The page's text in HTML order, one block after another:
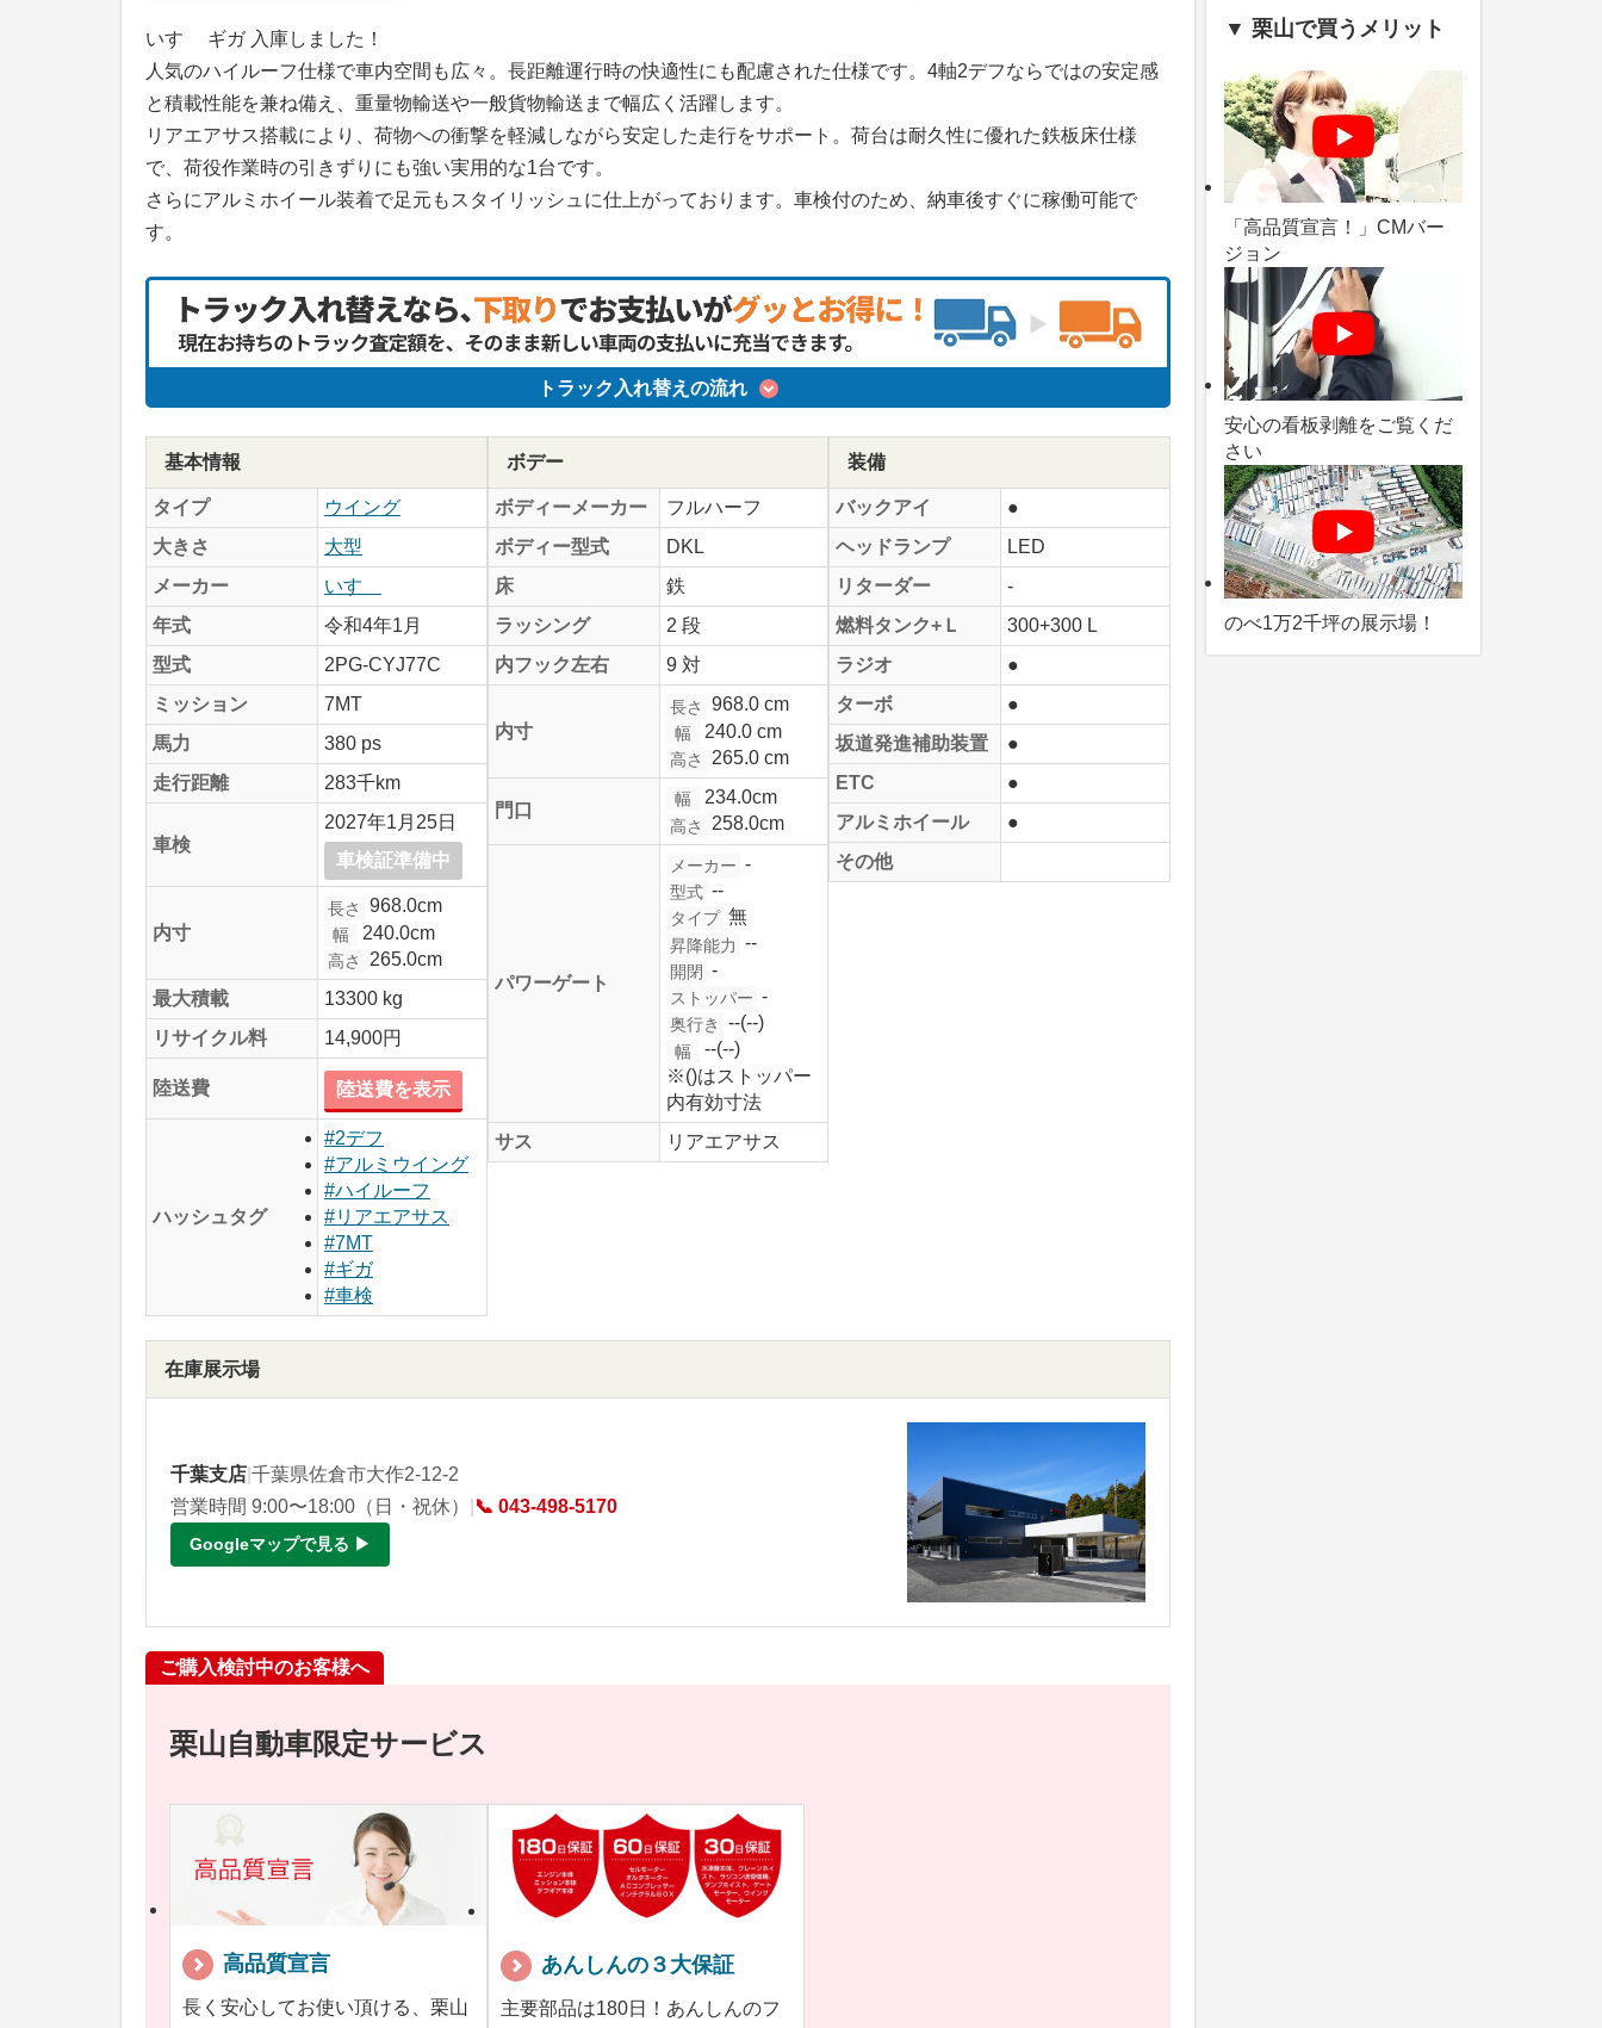
いすゞ ギガ 入庫しました！
人気のハイルーフ仕様で車内空間も広々。長距離運行時の快適性にも配慮された仕様です。4軸2デフならではの安定感
と積載性能を兼ね備え、重量物輸送や一般貨物輸送まで幅広く活躍します。
リアエアサス搭載により、荷物への衝撃を軽減しながら安定した走行をサポート。荷台は耐久性に優れた鉄板床仕様
で、荷役作業時の引きずりにも強い実用的な1台です。
さらにアルミホイール装着で足元もスタイリッシュに仕上がっております。車検付のため、納車後すぐに稼働可能で
す。
トラック入れ替えの流れ
基本情報
タイプ
ウイング
大きさ
大型
メーカー
いすゞ
年式
令和4年1月
型式
2PG-CYJ77C
ミッション
7MT
馬力
380 ps
走行距離
283千km
車検
2027年1月25日
車検証準備中
内寸
長さ 968.0cm
幅 240.0cm
高さ
265.0cm
最大積載
13300 kg
リサイクル料
14,900円
陸送費 陸送費を表示
ハッシュタグ
#2デフ
#アルミウイング
#ハイルーフ
#リアエアサス
#7MT
#ギガ
#車検
ボデー
ボディーメーカー
フルハーフ
ボディー型式
DKL
床
鉄
ラッシング
2 段
内フック左右
9 対
内寸
長さ 968.0 cm
幅 240.0 cm
高さ 265.0 cm
門口
幅 234.0cm
高さ 258.0cm
パワーゲート
メーカー -
型式 --
タイプ 無
昇降能力 --
開閉 -
ストッパー -
奥行き --(--)
幅
--(--)
※()はストッパー
内有効寸法
サス
リアエアサス
装備
バックアイ
●
ヘッドランプ
LED
リターダー
-
燃料タンク+Ｌ
300+300 L
ラジオ
●
ターボ
●
坂道発進補助装置
●
ETC
●
アルミホイール
●
その他
在庫展示場
千葉支店 千葉県佐倉市大作2-12-2
営業時間 9:00〜18:00（日・祝休）
📞 043-498-5170
Googleマップで見る ▶
ご購入検討中のお客様へ
栗山自動車限定サービス
高品質宣言
長く安心してお使い頂ける、栗山
あんしんの３大保証
主要部品は180日！あんしんのフ
▼ 栗山で買うメリット
「高品質宣言！」CMバー
ジョン
安心の看板剥離をご覧くだ
さい
のべ1万2千坪の展示場！